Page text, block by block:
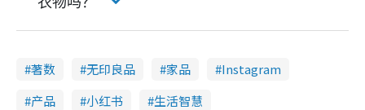
著数 无印良品 家品
Instagram
产品
小红书 生活智慧